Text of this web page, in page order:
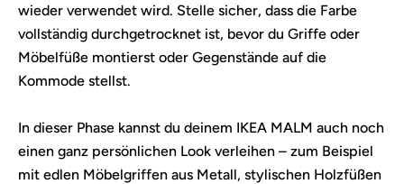
wieder verwendet wird. Stelle sicher, dass die Farbe
vollständig durchgetrocknet ist, bevor du Griffe oder
Möbelfüße montierst oder Gegenstände auf die
Kommode stellst.
In dieser Phase kannst du deinem IKEA MALM auch noch
einen ganz persönlichen Look verleihen – zum Beispiel
mit edlen Möbelgriffen aus Metall, stylischen Holzfüßen